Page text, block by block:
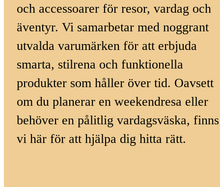
och accessoarer för resor, vardag och
äventyr. Vi samarbetar med noggrant
utvalda varumärken för att erbjuda
smarta, stilrena och funktionella
produkter som håller över tid. Oavsett
om du planerar en weekendresa eller
behöver en pålitlig vardagsväska, finns
vi här för att hjälpa dig hitta rätt.